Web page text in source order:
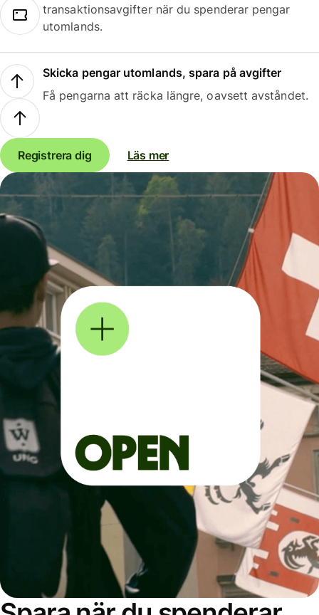
transaktionsavgifter när du spenderar pengar
utomlands.
Skicka pengar utomlands, spara på avgifter
Få pengarna att räcka längre, oavsett avståndet.
Registrera dig Läs mer